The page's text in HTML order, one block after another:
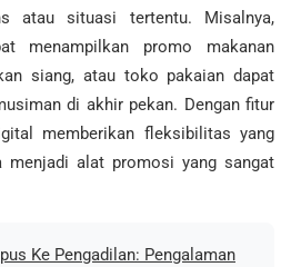
atau situasi tertentu. Misalnya,
menampilkan promo makanan
siang, atau toko pakaian dapat
di akhir pekan. Dengan fitur
memberikan fleksibilitas yang
menjadi alat promosi yang sangat
Ke Pengadilan: Pengalaman